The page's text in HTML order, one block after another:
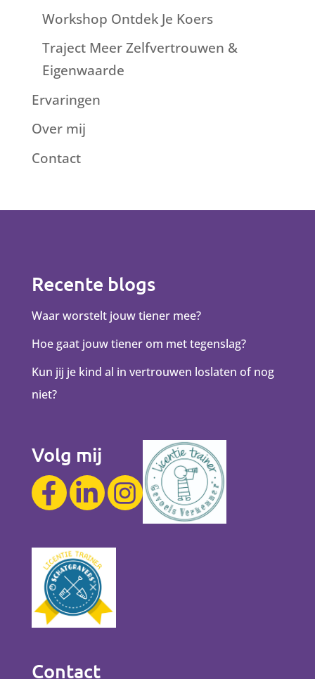
Workshop Ontdek Je Koers
Traject Meer Zelfvertrouwen &
Eigenwaarde
Ervaringen
Over mij
Contact
Recente blogs
Waar worstelt jouw tiener mee?
Hoe gaat jouw tiener om met tegenslag?
Kun jij je kind al in vertrouwen loslaten of nog
niet?
Volg mij
Contact